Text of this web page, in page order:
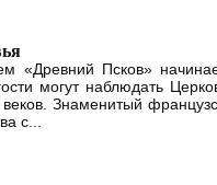
«Древний Псков»
могут наблюдать
Знаменитый
с...